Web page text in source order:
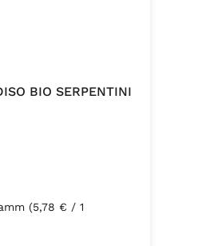
BIO SERPENTINI
(5,78 € / 1